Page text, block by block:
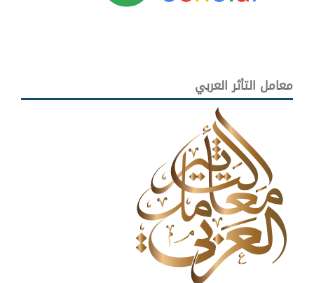
معامل التأثر العربي